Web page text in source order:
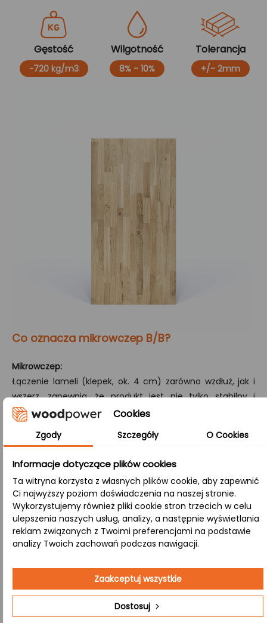
Gęstość
~720 kg/m3
Wilgotność
8% - 10%
Tolerancja
+/- 2mm
Co oznacza mikrowczep B/B?
Mikrowczep:
Łączenie lameli (klepek, ok. 4 cm) zarówno wzdłuż, jak i
wszerz, zapewnia, że produkt jest nie tylko stabilny i
odporny na pękanie, ale również zachowuje autentyczną
B/B:
Zarówno strona górna, jak i dolna zachowują naturalne
sęki i różnorodną kolorystykę, nadając blatowi tradycyjny i
autentyczny charakter, doskonale wpisujący się w
różnorodne aranżacje.
Zastosowanie:
– Naturalny blat nadaje przestrzeni
elegancji i oryginalności, tworząc przytulną
atmosferę do relaksu i rozmów.
Cookies
Zgody Szczegóły O Cookies
Informacje dotyczące plików cookies
Ta witryna korzysta z własnych plików cookie, aby zapewnić
Ci najwyższy poziom doświadczenia na naszej stronie.
Wykorzystujemy również pliki cookie stron trzecich w celu
ulepszenia naszych usług, analizy, a następnie wyświetlania
reklam związanych z Twoimi preferencjami na podstawie
analizy Twoich zachowań podczas nawigacji.
Dostosuj
Zaakceptuj wszystkie